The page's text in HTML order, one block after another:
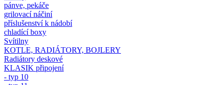
pánve, pekáče
grilovací náčiní
příslušenství k nádobí
chladící boxy
Svítilny
KOTLE, RADIÁTORY, BOJLERY
Radiátory deskové
KLASIK připojení
- typ 10